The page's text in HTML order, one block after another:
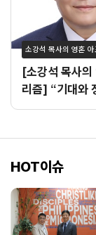
소강석 목사의 영혼 아
[소강석 목사의
리즘] “기대와
빚어진 여름수
HOT이슈